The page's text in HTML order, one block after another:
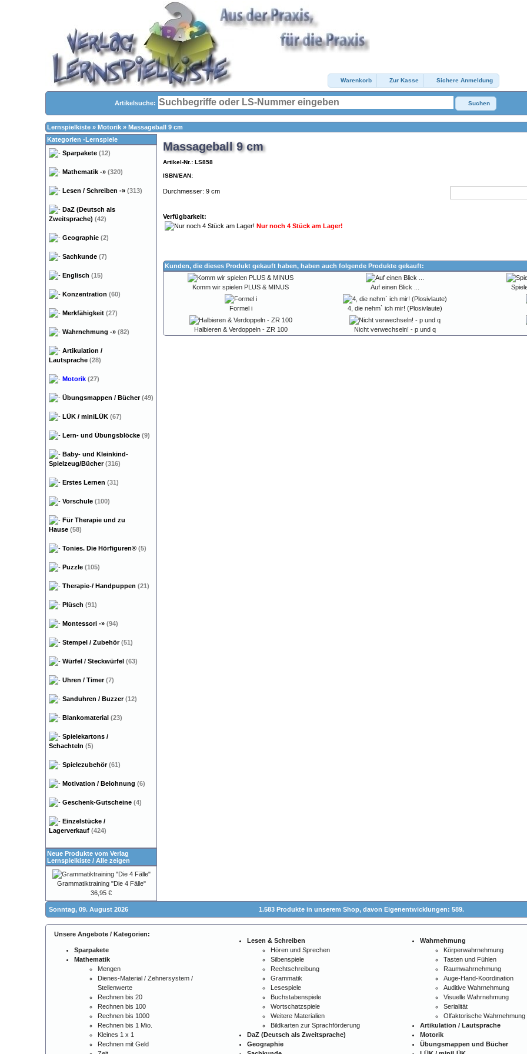
Warenkorb Zur Kasse Sichere Anmeldung
Artikelsuche: Suchen
Lernspielkiste » Motorik » Massageball 9 cm
Massageball 9 cm
Artikel-Nr.: LS858
ISBN/EAN:
Durchmesser: 9 cm
Verfügbarkeit:
Nur noch 4 Stück am Lager!
Kunden, die dieses Produkt gekauft haben, haben auch folgende Produkte gekauft:
Komm wir spielen PLUS & MINUS Auf einen Blick ...
Formel i 4, die nehm` ich mir! (Plosivlaute)
Halbieren & Verdoppeln - ZR 100 Nicht verwechseln! - p und q
Kategorien -Lernspiele
Sparpakete (12)
Mathematik -» (320)
Lesen / Schreiben -» (313)
DaZ (Deutsch als
Zweitsprache) (42)
Geographie (2)
Sachkunde (7)
Englisch (15)
Konzentration (60)
Merkfähigkeit (27)
Wahrnehmung -» (82)
Artikulation /
Lautsprache (28)
Motorik (27)
Übungsmappen / Bücher(49)
LÜK / miniLÜK (67)
Lern- und Übungsblöcke (9)
Baby- und Kleinkind-
Spielzeug/Bücher(316)
Erstes Lernen (31)
Vorschule (100)
Für Therapie und zu
Hause (58)
Tonies. Die Hörfiguren® (5)
Puzzle (105)
Therapie-/ Handpuppen (21)
Plüsch (91)
Montessori -» (94)
Stempel / Zubehör(51)
Würfel / Steckwürfel (63)
Uhren / Timer(7)
Sanduhren / Buzzer(12)
Blankomaterial (23)
Spielekartons /
Schachteln (5)
Spielezubehör(61)
Motivation / Belohnung (6)
Geschenk-Gutscheine (4)
Einzelstücke /
Lagerverkauf (424)
Neue Produkte vom Verlag
Lernspielkiste / Alle zeigen
Grammatiktraining "Die 4 Fälle"
36,95 €
Sonntag, 09. August 2026 1.583 Produkte in unserem Shop, davon Eigenentwicklungen: 589.
Unsere Angebote / Kategorien:
Sparpakete
Mathematik
Mengen
Dienes-Material / Zehnersystem /
Stellenwerte
Rechnen bis 20
Rechnen bis 100
Rechnen bis 1000
Rechnen bis 1 Mio.
Kleines 1 x 1
Rechnen mit Geld
Lesen & Schreiben
Hören und Sprechen
Silbenspiele
Rechtschreibung
Grammatik
Lesespiele
Buchstabenspiele
Wortschatzspiele
Weitere Materialien
Bildkarten zur Sprachförderung
DaZ (Deutsch als Zweitsprache)
Geographie
Wahrnehmung
Körperwahrnehmung
Tasten und Fühlen
Raumwahrnehmung
Auge-Hand-Koordination
Auditive Wahrnehmung
Visuelle Wahrnehmung
Serialität
Olfaktorische Wahrnehmung
Artikulation / Lautsprache
Motorik
Übungsmappen und Bücher